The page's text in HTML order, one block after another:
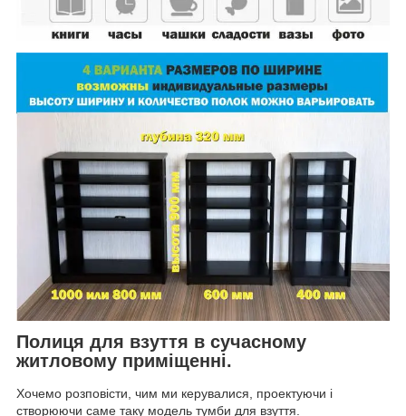
Полиця для взуття в сучасному
житловому приміщенні.
Хочемо розповісти, чим ми керувалися, проектуючи і
створюючи саме таку модель тумби для взуття.